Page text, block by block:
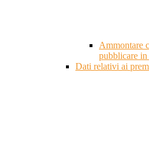
Ammontare
pubblicare in
Dati relativi ai